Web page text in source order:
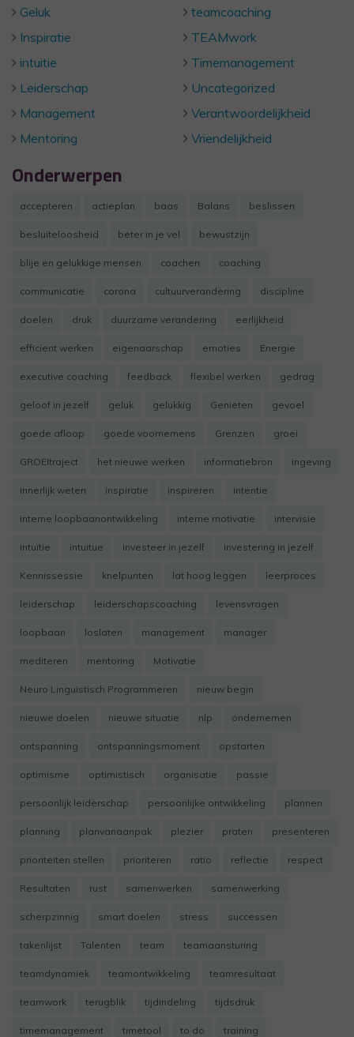
Geluk
Inspiratie
intuitie
Leiderschap
Management
Mentoring
teamcoaching
TEAMwork
Timemanagement
Uncategorized
Verantwoordelijkheid
Vriendelijkheid
Onderwerpen
accepteren actieplan baas Balans beslissen
besluiteloosheid beter in je vel bewustzijn
blije en gelukkige mensen coachen coaching
communicatie corona cultuurverandering discipline
doelen druk duurzame verandering eerlijkheid
efficient werken eigenaarschap emoties Energie
executive coaching feedback flexibel werken gedrag
geloof in jezelf geluk gelukkig Genieten gevoel
goede afloop goede voornemens Grenzen groei
GROEItraject het nieuwe werken informatiebron ingeving
innerlijk weten inspiratie inspireren intentie
interne loopbaanontwikkeling interne motivatie intervisie
intuïtie intuitue investeer in jezelf investering in jezelf
Kennissessie knelpunten lat hoog leggen leerproces
leiderschap leiderschapscoaching levensvragen
loopbaan loslaten management manager
mediteren mentoring Motivatie
Neuro Linguïstisch Programmeren nieuw begin
nieuwe doelen nieuwe situatie nlp ondernemen
ontspanning ontspanningsmoment opstarten
optimisme optimistisch organisatie passie
persoonlijk leiderschap persoonlijke ontwikkeling plannen
planning planvanaanpak plezier praten presenteren
prioriteiten stellen prioriteren ratio reflectie respect
Resultaten rust samenwerken samenwerking
scherpzinnig smart doelen stress successen
takenlijst Talenten team teamaansturing
teamdynamiek teamontwikkeling teamresultaat
teamwork terugblik tijdindeling tijdsdruk
timemanagement timetool to do training